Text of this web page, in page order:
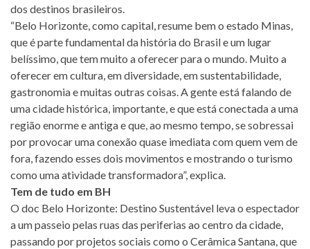
dos destinos brasileiros.
“Belo Horizonte, como capital, resume bem o estado Minas,
que é parte fundamental da história do Brasil e um lugar
belíssimo, que tem muito a oferecer para o mundo. Muito a
oferecer em cultura, em diversidade, em sustentabilidade,
gastronomia e muitas outras coisas. A gente está falando de
uma cidade histórica, importante, e que está conectada a uma
região enorme e antiga e que, ao mesmo tempo, se sobressai
por provocar uma conexão quase imediata com quem vem de
fora, fazendo esses dois movimentos e mostrando o turismo
como uma atividade transformadora”, explica.
Tem de tudo em BH
O doc Belo Horizonte: Destino Sustentável leva o espectador
a um passeio pelas ruas das periferias ao centro da cidade,
passando por projetos sociais como o Cerâmica Santana, que